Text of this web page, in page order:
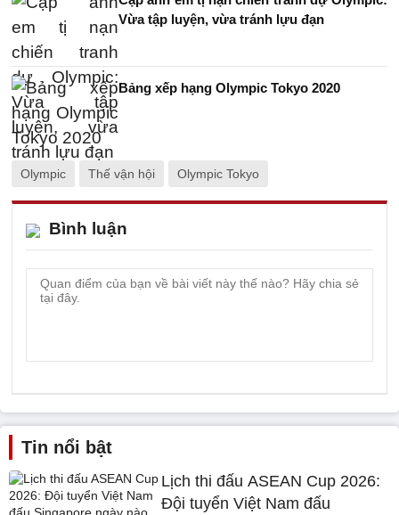
Vừa tập luyện, vừa tránh lựu đạn
Bảng xếp hạng Olympic Tokyo 2020
Olympic Thế vận hội Olympic Tokyo
Bình luận
Tin nổi bật
Lịch thi đấu ASEAN Cup 2026:
Đội tuyển Việt Nam đấu